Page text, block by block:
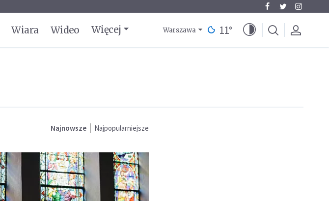
Wiara Wideo Więcej Warszawa 11°
Najnowsze Najpopularniejsze